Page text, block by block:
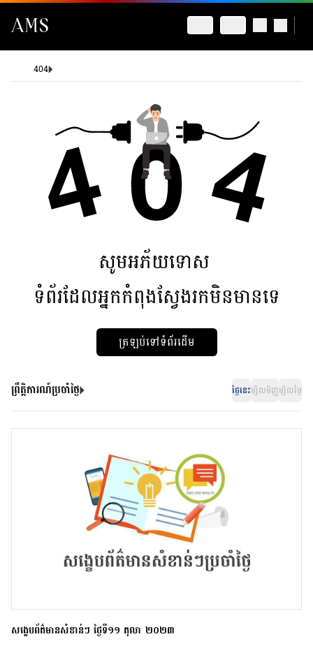
404
សូមអភ័យទោស
ទំព័រដែលអ្នកកំពុងស្វែងរកមិនមានទេ
ត្រឡប់ទៅទំព័រដើម
ព្រឹត្តិការណ៍ប្រចាំថ្ងៃ ថ្ងៃនេះម្សិលមិញម្សិលម្ងៃ
សង្ខេបព័ត៌មានសំខាន់ៗ ថ្ងៃទី១១ តុលា ២០២៣